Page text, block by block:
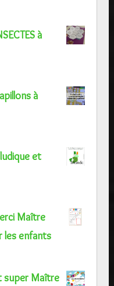
à
à
et
Maître
les enfants
super Maître